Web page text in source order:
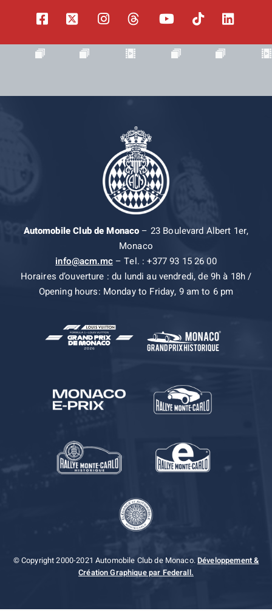
Automobile Club de Monaco– 23 Boulevard Albert 1er,
Monaco
info@acm.mc– Tel. : +377 93 15 26 00
Horaires d’ouverture : du lundi au vendredi, de 9h à 18h /
Opening hours: Monday to Friday, 9 am to 6 pm
© Copyright 2000-2021 Automobile Club de Monaco.Développement &
Création Graphique par Federall.